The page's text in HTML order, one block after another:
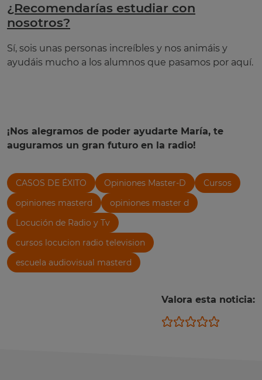
¿Recomendarías estudiar con
nosotros?
Sí, sois unas personas increíbles y nos animáis y
ayudáis mucho a los alumnos que pasamos por aquí.
¡Nos alegramos de poder ayudarte María, te
auguramos un gran futuro en la radio!
CASOS DE ÉXITO Opiniones Master-D
Cursos
opiniones masterd
opiniones master d
Locución de Radio y Tv
cursos locucion radio television
escuela audiovisual masterd
Valora esta noticia: